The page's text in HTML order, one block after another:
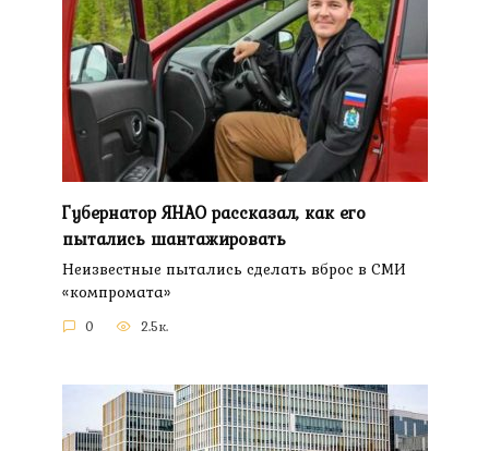
Губернатор ЯНАО рассказал, как его
пытались шантажировать
Неизвестные пытались сделать вброс в СМИ
«компромата»
0 2.5к.